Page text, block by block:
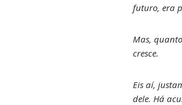
futuro, era
Mas,
cresce.
Eis aí,
dele. Há